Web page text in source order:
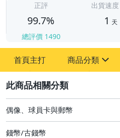
正評
99.7%
總評價 1490
出貨速度
1 天
首頁主打 商品分類
古董、藝術與礦石
偶像、球員卡與郵幣
偶像、球員卡與郵幣
錢幣/古錢幣